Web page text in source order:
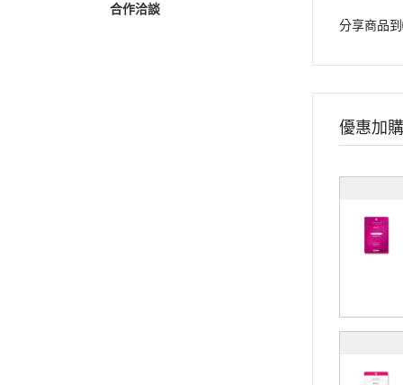
合作洽談
分享商品到
優惠加購